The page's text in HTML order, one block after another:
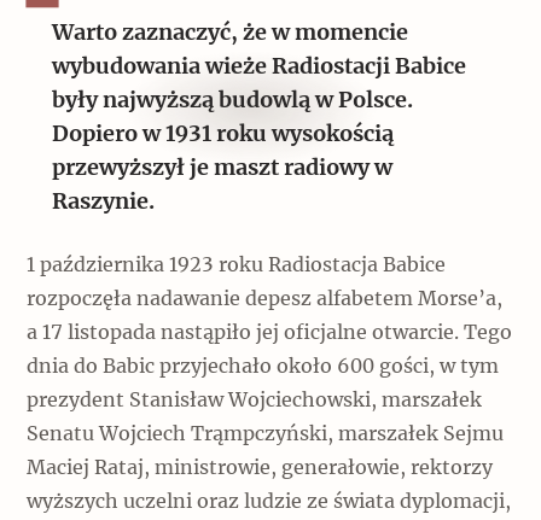
Warto zaznaczyć, że w momencie
wybudowania wieże Radiostacji Babice
były najwyższą budowlą w Polsce.
Dopiero w 1931 roku wysokością
przewyższył je maszt radiowy w
Raszynie.
1 października 1923 roku Radiostacja Babice
rozpoczęła nadawanie depesz alfabetem Morse’a,
a 17 listopada nastąpiło jej oficjalne otwarcie. Tego
dnia do Babic przyjechało około 600 gości, w tym
prezydent Stanisław Wojciechowski, marszałek
Senatu Wojciech Trąmpczyński, marszałek Sejmu
Maciej Rataj, ministrowie, generałowie, rektorzy
wyższych uczelni oraz ludzie ze świata dyplomacji,